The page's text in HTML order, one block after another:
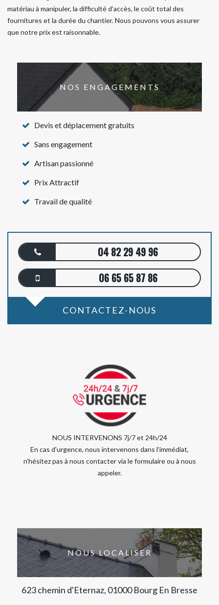
matériau à manipuler, la difficulté d’accès, le coût total des
fournitures et la durée du chantier. Nous pouvons vous assurer
que notre prix est raisonnable.
NOS ENGAGEMENTS
Devis et déplacement gratuits
Sans engagement
Artisan passionné
Prix Attractif
Travail de qualité
04 82 29 49 96
06 65 65 87 86
CONTACTEZ-NOUS
NOUS INTERVENONS 7j/7 et 24h/24
En cas d’urgence, nous intervenons dans l’immédiat,
n’hésitez pas à nous contacter via le formulaire ou à nous
appeler.
NOUS LOCALISER
623 chemin d'Eternaz, 01000 Bourg En Bresse